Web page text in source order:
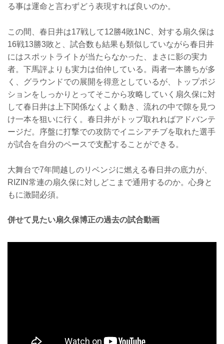
る事は運命と言わずどう表現すれば良いのか。
この間、春日井は17戦して12勝4敗1NC、対する扇久保は
16戦13勝3敗と、試合数も結果も類似していながら春日井
にはスポットライトが当たらなかった、まさに影の実力
者。下馬評よりも実力は伯仲している。両者一本勝ちが多
く、グラウンドでの展開を得意としているが、トップポジ
ションをしっかりとってそこから攻略していく扇久保に対
して春日井は上下関係なくよく動き、流れの中で隙を見つ
け一本を狙いに行く。春日井がトップ取れればアドバンテ
ージだ。序盤に打撃での攻防でイニシアチブを取れた選手
が試合を自分のペースで支配することができる。
大舞台で7年間越しのリベンジに燃える春日井の底力が、
RIZIN常連の扇久保に対しどこまで通用するのか。心身と
もに激闘必須。
併せて見たい扇久保博正の過去の試合動画